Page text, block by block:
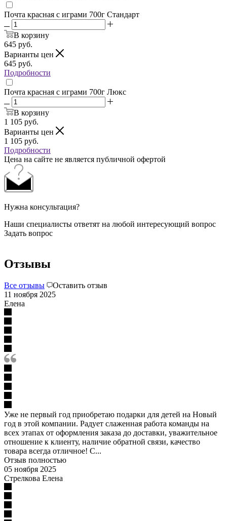
Почта красная с играми 700г Стандарт
В корзину
645 руб.
Варианты цен
645 руб.
Подробности
Почта красная с играми 700г Люкс
В корзину
1 105 руб.
Варианты цен
1 105 руб.
Подробности
Цена на сайте не является публичной офертой
Нужна консультация?
Наши специалисты ответят на любой интересующий вопрос
Задать вопрос
Отзывы
Все отзывы
Оставить отзыв
11 ноября 2025
Елена
Уже не первый год приобретаю подарки для детей на Новый
год в этой компании. Радует слаженная работа команды на
всех этапах от оформления заказа до доставки, уважительное
отношение к клиенту, наличие обратной связи, качество
товара всегда отличное! С...
Отзыв полностью
05 ноября 2025
Стрелкова Елена